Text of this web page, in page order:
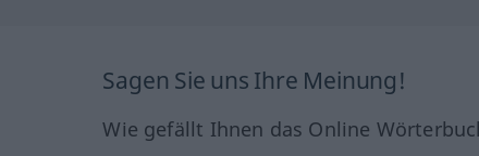
Sagen Sie uns Ihre Meinung!
Wie gefällt Ihnen das Online